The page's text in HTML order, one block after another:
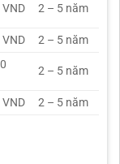
2 – 5 năm
2 – 5 năm
2 – 5 năm
2 – 5 năm